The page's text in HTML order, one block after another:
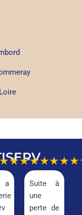
a
Suite à
une
perte de